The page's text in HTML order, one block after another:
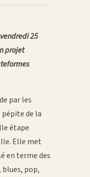
25
projet
par les
de la
étape
Elle met
en terme des
pop,